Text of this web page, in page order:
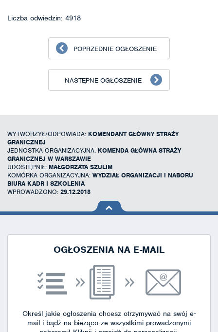
Liczba odwiedzin: 4918
POPRZEDNIE OGŁOSZENIE
NASTĘPNE OGŁOSZENIE
WYTWORZYŁ/ODPOWIADA: KOMENDANT GŁÓWNY STRAŻY
GRANICZNEJ
JEDNOSTKA ORGANIZACYJNA: KOMENDA GŁÓWNA STRAŻY
GRANICZNEJ W WARSZAWIE
UDOSTĘPNIŁ: MAŁGORZATA SZULIM
KOMÓRKA ORGANIZACYJNA: WYDZIAŁ ORGANIZACJI I NABORU
BIURA KADR I SZKOLENIA
WPROWADZONO: 29.12.2018
na górę
OGŁOSZENIA NA E-MAIL
Określ jakie ogłoszenia chcesz otrzymywać na swój e-
mail i bądź na bieżąco ze wszystkimi prowadzonymi